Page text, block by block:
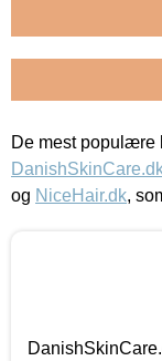
De mest populære
og NiceHair.dk,